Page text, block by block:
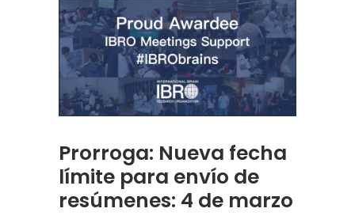
Prorroga: Nueva fecha
límite para envío de
resúmenes: 4 de marzo